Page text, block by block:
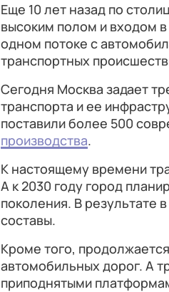
Еще 10 лет назад по
высоким полом и входом
одном потоке с
транспортных
Сегодня Москва задает
транспорта и ее
поставили более 500
производства.
К настоящему времени
А к 2030 году город
поколения. В результате
составы.
Кроме того,
автомобильных дорог. А
приподнятыми